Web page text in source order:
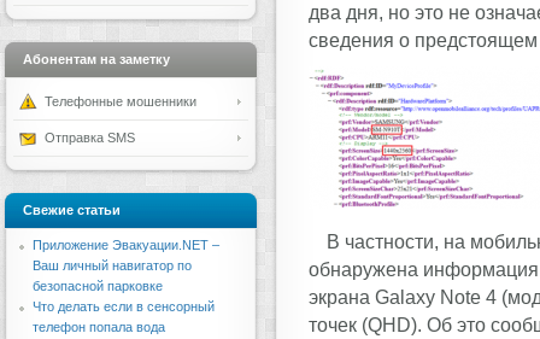
два дня, но это не
сведения о
В частности, на
обнаружена
экрана Galaxy Note 4
точек (QHD). Об это
Абонентам на заметку
Телефонные мошенники
Отправка SMS
Свежие статьи
Приложение Эвакуации.NET –
Ваш личный навигатор по
безопасной парковке
Что делать если в сенсорный
телефон попала вода